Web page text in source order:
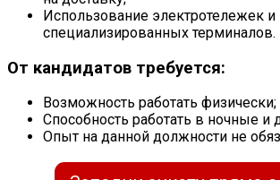
Использование электротележек и
специализированных терминалов.
От кандидатов требуется:
Возможность работать физически;
Способность работать в ночные
Опыт на данной должности не